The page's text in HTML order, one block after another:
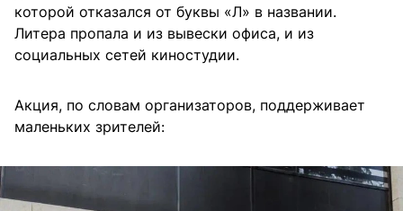
которой отказался от буквы «Л» в названии.
Литера пропала и из вывески офиса, и из
социальных сетей киностудии.
Акция, по словам организаторов, поддерживает
маленьких зрителей: